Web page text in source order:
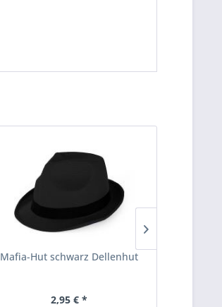
Mafia-Hut schwarz Dellenhut
2,95 € *